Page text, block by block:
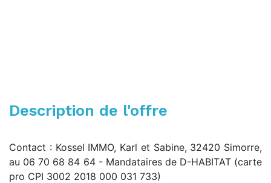
Description de l'offre
Contact : Kossel IMMO, Karl et Sabine, 32420 Simorre,
au 06 70 68 84 64 - Mandataires de D-HABITAT (carte
pro CPI 3002 2018 000 031 733)